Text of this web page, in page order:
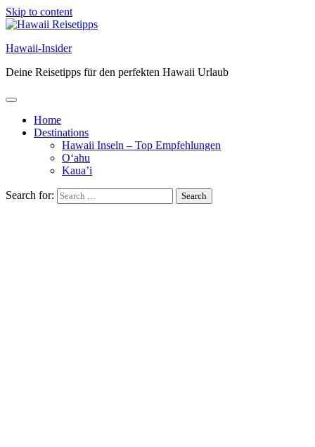
Skip to content
Hawaii-Insider
Deine Reisetipps für den perfekten Hawaii Urlaub
Home
Destinations
Hawaii Inseln – Top Empfehlungen
O‘ahu
Kaua’i
Search for: